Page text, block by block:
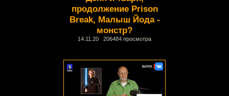
продолжение Prison
Break, Малыш Йода -
монстр?
14.11.20 206484 просмотра